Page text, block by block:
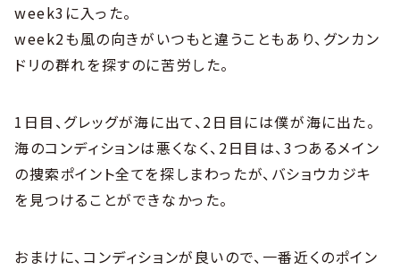
week3に入った。
week2も風の向きがいつもと違うこともあり、グンカン
ドリの群れを探すのに苦労した。
1日目、グレッグが海に出て、2日目には僕が海に出た。
海のコンディションは悪くなく、2日目は、3つあるメイン
の捜索ポイント全てを探しまわったが、バショウカジキ
を見つけることができなかった。
おまけに、コンディションが良いので、一番近くのポイン